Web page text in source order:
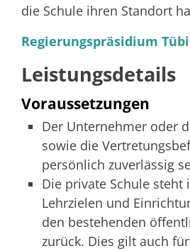
die Schule ihren Standort
Regierungspräsidium
Leistungsdetails
Voraussetzungen
Der Unternehmer oder
sowie die
persönlich zuverlässig
Die private Schule steht
Lehrzielen und
den bestehenden
zurück. Dies gilt auch